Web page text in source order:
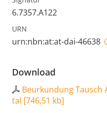
6.7357.A122
URN
urn:nbn:at:at-dai-46638
Download
Beurkundung Tausch
tal [746,51 kb]